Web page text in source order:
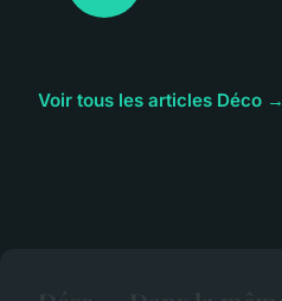
Voir tous les articles Déco →